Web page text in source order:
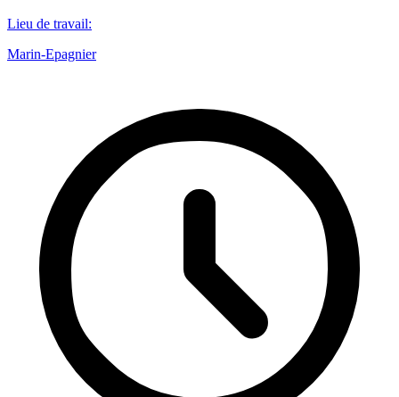
Lieu de travail:
Marin-Epagnier